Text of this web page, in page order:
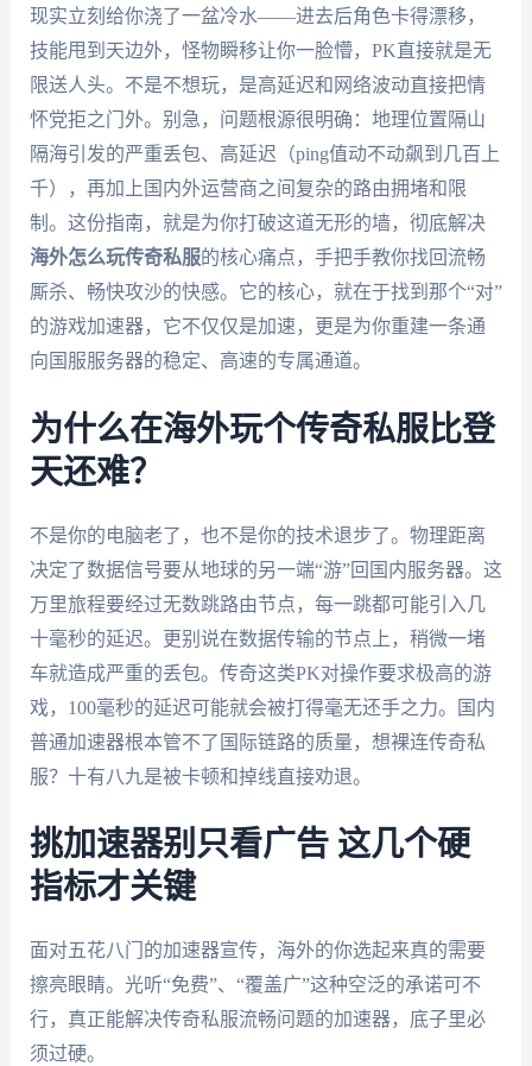
现实立刻给你浇了一盆冷水——进去后角色卡得漂移，
技能甩到天边外，怪物瞬移让你一脸懵，PK直接就是无
限送人头。不是不想玩，是高延迟和网络波动直接把情
怀党拒之门外。别急，问题根源很明确：地理位置隔山
隔海引发的严重丢包、高延迟（ping值动不动飙到几百上
千），再加上国内外运营商之间复杂的路由拥堵和限
制。这份指南，就是为你打破这道无形的墙，彻底解决
海外怎么玩传奇私服的核心痛点，手把手教你找回流畅
厮杀、畅快攻沙的快感。它的核心，就在于找到那个“对”
的游戏加速器，它不仅仅是加速，更是为你重建一条通
向国服服务器的稳定、高速的专属通道。
为什么在海外玩个传奇私服比登
天还难？
不是你的电脑老了，也不是你的技术退步了。物理距离
决定了数据信号要从地球的另一端“游”回国内服务器。这
万里旅程要经过无数跳路由节点，每一跳都可能引入几
十毫秒的延迟。更别说在数据传输的节点上，稍微一堵
车就造成严重的丢包。传奇这类PK对操作要求极高的游
戏，100毫秒的延迟可能就会被打得毫无还手之力。国内
普通加速器根本管不了国际链路的质量，想裸连传奇私
服？十有八九是被卡顿和掉线直接劝退。
挑加速器别只看广告 这几个硬
指标才关键
面对五花八门的加速器宣传，海外的你选起来真的需要
擦亮眼睛。光听“免费”、“覆盖广”这种空泛的承诺可不
行，真正能解决传奇私服流畅问题的加速器，底子里必
须过硬。